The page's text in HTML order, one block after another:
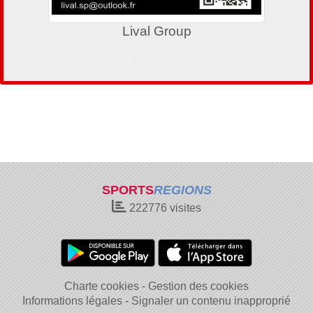
Le Petit Raphaëlois
SPORTSREGIONS
222776 visites
Charte cookies
Gestion des cookies
Informations légales
Signaler un contenu inapproprié